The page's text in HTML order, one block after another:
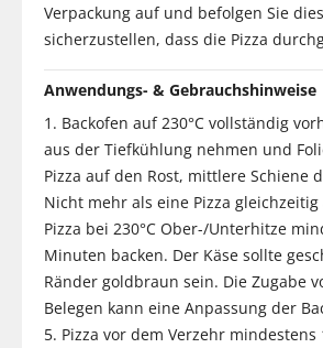
Verpackung auf und befolgen Sie
sicherzustellen, dass die Pizza
Anwendungs- & Gebrauchshinweise
1. Backofen auf 230°C vollständig
aus der Tiefkühlung nehmen und
Pizza auf den Rost, mittlere Schiene
Nicht mehr als eine Pizza gleichzeitig
Pizza bei 230°C Ober-/Unterhitze
Minuten backen. Der Käse sollte
Ränder goldbraun sein. Die Zugabe
Belegen kann eine Anpassung der
5. Pizza vor dem Verzehr